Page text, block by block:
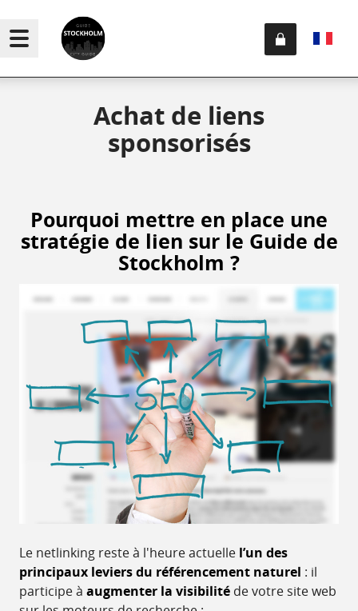
Achat de liens
sponsorisés
Pourquoi mettre en place une
stratégie de lien sur le Guide de
Stockholm ?
Le netlinking reste à l'heure actuelle l’un des
principaux leviers du référencement naturel : il
participe à augmenter la visibilité de votre site web